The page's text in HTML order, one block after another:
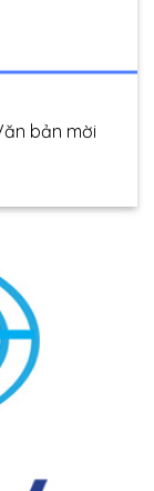
bản mời